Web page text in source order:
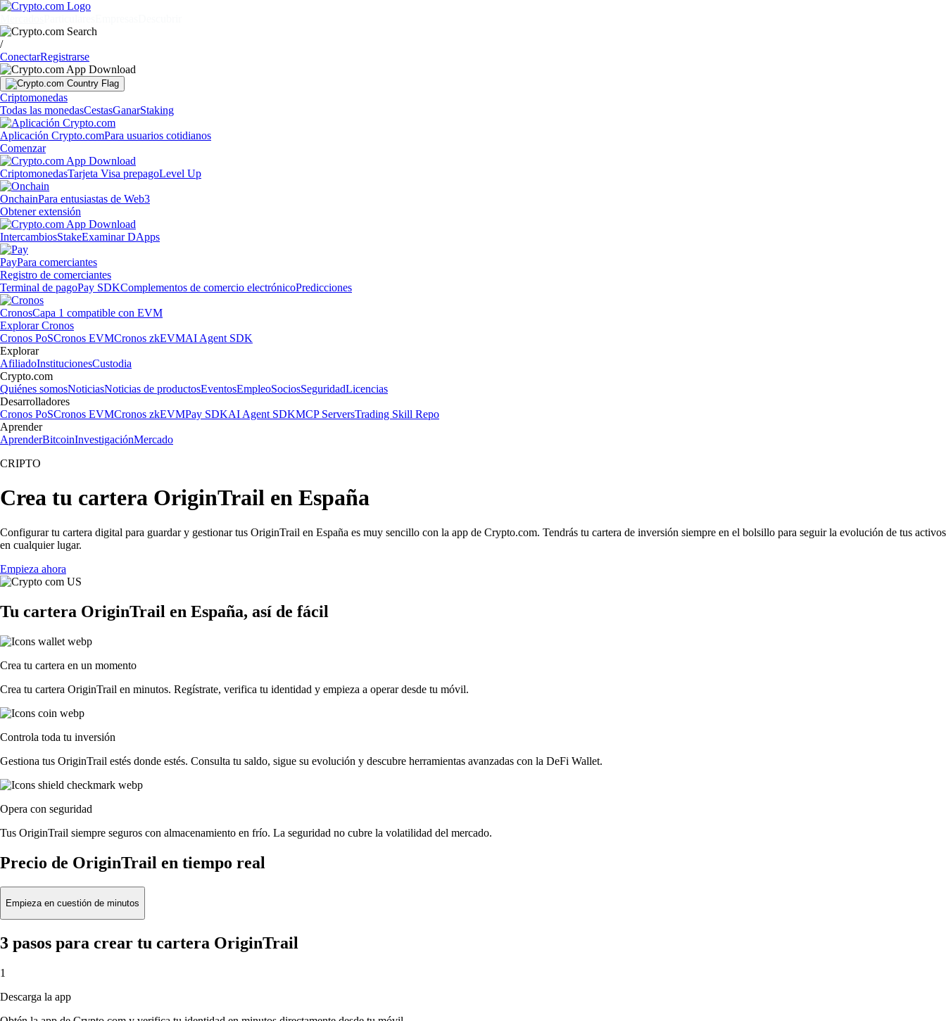
/
ConectarRegistrarse
Criptomonedas
Todas las monedasCestasGanarStaking
Aplicación Crypto.comPara usuarios cotidianos
Comenzar
CriptomonedasTarjeta Visa prepagoLevel Up
OnchainPara entusiastas de Web3
Obtener extensión
IntercambiosStakeExaminar DApps
PayPara comerciantes
Registro de comerciantes
Terminal de pagoPay SDKComplementos de comercio electrónicoPredicciones
CronosCapa 1 compatible con EVM
Explorar Cronos
Cronos PoSCronos EVMCronos zkEVMAI Agent SDK
Explorar
AfiliadoInstitucionesCustodia
Crypto.com
Quiénes somosNoticiasNoticias de productosEventosEmpleoSociosSeguridadLicencias
Desarrolladores
Cronos PoSCronos EVMCronos zkEVMPay SDKAI Agent SDKMCP ServersTrading Skill Repo
Aprender
AprenderBitcoinInvestigaciónMercado
CRIPTO
Crea tu cartera OriginTrail en España
Configurar tu cartera digital para guardar y gestionar tus OriginTrail en España es muy sencillo con la app de Crypto.com. Tendrás tu cartera de inversión siempre en el bolsillo para seguir la evolución de tus activos
en cualquier lugar.
Empieza ahora
Tu cartera OriginTrail en España, así de fácil
Crea tu cartera en un momento
Crea tu cartera OriginTrail en minutos. Regístrate, verifica tu identidad y empieza a operar desde tu móvil.
Controla toda tu inversión
Gestiona tus OriginTrail estés donde estés. Consulta tu saldo, sigue su evolución y descubre herramientas avanzadas con la DeFi Wallet.
Opera con seguridad
Tus OriginTrail siempre seguros con almacenamiento en frío. La seguridad no cubre la volatilidad del mercado.
Precio de OriginTrail en tiempo real
Empieza en cuestión de minutos
3 pasos para crear tu cartera OriginTrail
1
Descarga la app